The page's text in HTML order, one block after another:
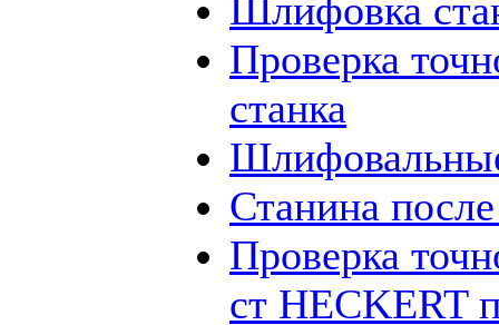
Шлифовка
Проверка
станка
Станина
Проверка
ст HECKERT